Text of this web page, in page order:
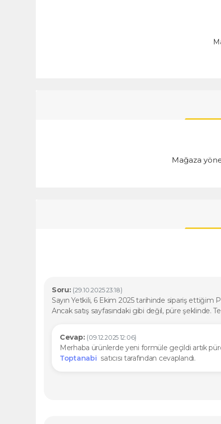
Mağaza
Soru: (29.10.2025 23:18)
Sayın Yetkili, 6 Ekim 2025 tarihinde sipariş ettiğim
Ancak satış sayfasındaki gibi değil, püre şeklinde.
Cevap: (09.12.2025 12:06)
Merhaba ürünlerde yeni formüle geçildi artık
Toptanabi satıcısı tarafından cevaplandı.